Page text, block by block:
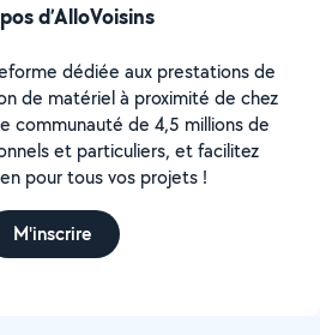
d’AlloVoisins
dédiée aux prestations de
de matériel à proximité de chez
communauté de 4,5 millions de
et particuliers, et facilitez
pour tous vos projets !
M'inscrire